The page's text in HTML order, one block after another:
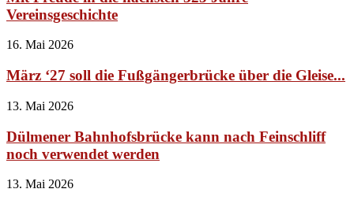
Vereinsgeschichte
16. Mai 2026
März ‘27 soll die Fußgängerbrücke über die Gleise...
13. Mai 2026
Dülmener Bahnhofsbrücke kann nach Feinschliff
noch verwendet werden
13. Mai 2026